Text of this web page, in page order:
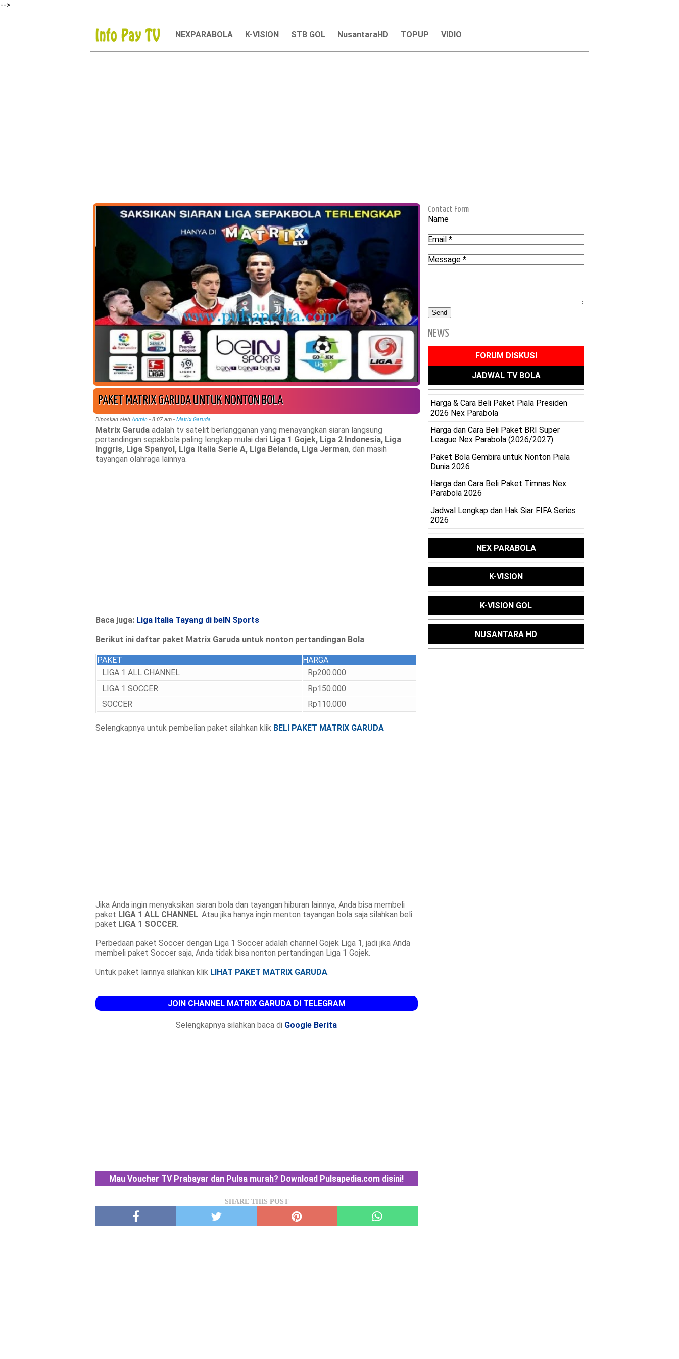
-->
NEXPARABOLA K-VISION STB GOL NusantaraHD TOPUP VIDIO
PAKET MATRIX GARUDA UNTUK NONTON BOLA
Diposkan olehAdmin -8:07 am - Matrix Garuda
Matrix Garudaadalah tv satelit berlangganan yang menayangkan siaran langsung
pertandingan sepakbola paling lengkap mulai dari Liga 1 Gojek, Liga 2 Indonesia, Liga
Inggris, Liga Spanyol, Liga Italia Serie A, Liga Belanda, Liga Jerman, dan masih
tayangan olahraga lainnya.
Baca juga: Liga Italia Tayang di beIN Sports
Berikut ini daftar paket Matrix Garuda untuk nonton pertandingan Bola:
PAKET
HARGA
LIGA 1 ALL CHANNEL
Rp200.000
LIGA 1 SOCCER
Rp150.000
SOCCER
Rp110.000
Selengkapnya untuk pembelian paket silahkan klik BELI PAKET MATRIX GARUDA
Jika Anda ingin menyaksikan siaran bola dan tayangan hiburan lainnya, Anda bisa membeli
paket LIGA 1 ALL CHANNEL. Atau jika hanya ingin menton tayangan bola saja silahkan beli
paket LIGA 1 SOCCER.
Perbedaan paket Soccer dengan Liga 1 Soccer adalah channel Gojek Liga 1, jadi jika Anda
membeli paket Soccer saja, Anda tidak bisa nonton pertandingan Liga 1 Gojek.
Untuk paket lainnya silahkan klik LIHAT PAKET MATRIX GARUDA.
JOIN CHANNEL MATRIX GARUDA DI TELEGRAM
Selengkapnya silahkan baca di Google Berita
Mau Voucher TV Prabayar dan Pulsa murah? Download Pulsapedia.com disini!
SHARE THIS POST
Contact Form
Name
Email*
Message*
NEWS
FORUM DISKUSI
JADWAL TV BOLA
Harga & Cara Beli Paket Piala Presiden
2026 Nex Parabola
Harga dan Cara Beli Paket BRI Super
League Nex Parabola (2026/2027)
Paket Bola Gembira untuk Nonton Piala
Dunia 2026
Harga dan Cara Beli Paket Timnas Nex
Parabola 2026
Jadwal Lengkap dan Hak Siar FIFA Series
2026
NEX PARABOLA
K-VISION
K-VISION GOL
NUSANTARA HD